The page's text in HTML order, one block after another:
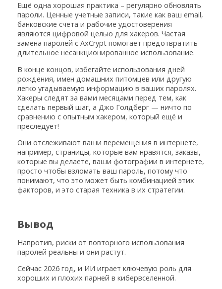
Ещё одна хорошая практика – регулярно обновлять
пароли. Ценные учетные записи, такие как ваш email,
банковские счета и рабочие удостоверения
являются цифровой целью для хакеров. Частая
замена паролей с AxCrypt помогает предотвратить
длительное несанкционированное использование.
В конце концов, избегайте использования дней
рождения, имен домашних питомцев или другую
легко угадываемую информацию в ваших паролях.
Хакеры следят за вами месяцами перед тем, как
сделать первый шаг, а Джо Голдберг — ничто по
сравнению с опытным хакером, который ещё и
преследует!
Они отслеживают ваши перемещения в интернете,
например, страницы, которые вам нравятся, заказы,
которые вы делаете, ваши фотографии в интернете,
просто чтобы взломать ваш пароль, потому что
понимают, что это может быть комбинацией этих
факторов, и это старая техника в их стратегии.
Вывод
Напротив, риски от повторного использования
паролей реальны и они растут.
Сейчас 2026 год, и ИИ играет ключевую роль для
хороших и плохих парней в кибервселенной.